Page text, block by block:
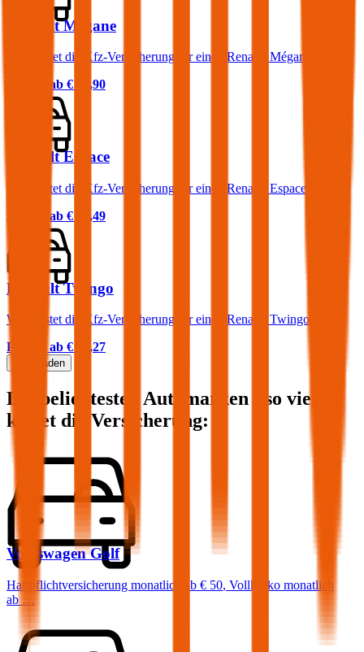
Renault Mégane
Was kostet die Kfz-Versicherung für einen Renault Mégane?
Prämie ab € 29,90
Renault Espace
Was kostet die Kfz-Versicherung für einen Renault Espace?
Prämie ab € 52,49
Renault Twingo
Was kostet die Kfz-Versicherung für einen Renault Twingo?
Prämie ab € 16,27
Mehr laden
Die beliebtesten Automarken - so viel
kostet die Versicherung:
Volkswagen Golf
Haftpflichtversicherung monatlich ab € 50, Vollkasko monatlich
ab …